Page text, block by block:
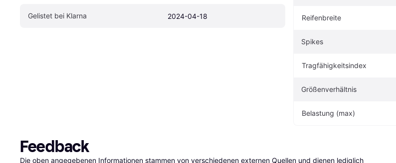
Gelistet bei Klarna 2024-04-18 Reifenbreite
Spikes
Tragfähigkeitsindex
Größenverhältnis
Belastung (max)
Feedback
Die oben angegebenen Informationen stammen von verschiedenen externen Quellen und dienen lediglich